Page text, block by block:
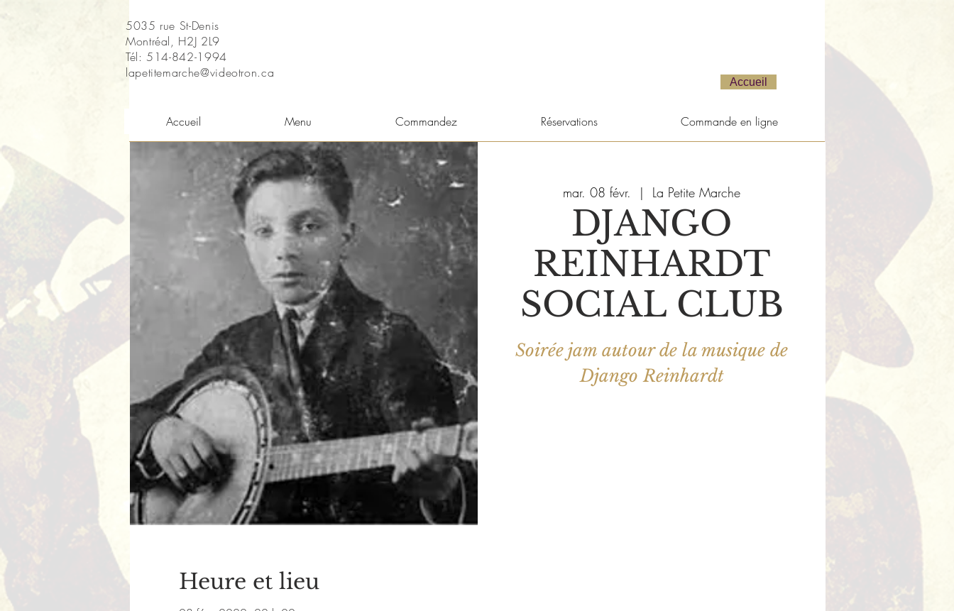
5035 rue St-Denis
Montréal, H2J 2L9
Tél: 514-842-1994
lapetitemarche@videotron.ca
Accueil
Accueil Menu Commandez Réservations Commande en ligne
mar. 08 févr.
  |
La Petite Marche
DJANGO
REINHARDT
SOCIAL CLUB
Soirée jam autour de la musique de
Django Reinhardt
Heure et lieu